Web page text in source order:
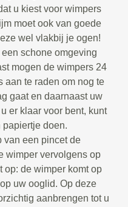
u kiest voor wimpers
moet ook van goede
wel vlakbij je ogen!
schone omgeving
mogen de wimpers 24
aan te raden om nog te
gaat en daarnaast uw
er klaar voor bent, kunt
doen.
van een pincet de
wimper vervolgens op
op: de wimper komt op
uw ooglid. Op deze
aanbrengen tot u